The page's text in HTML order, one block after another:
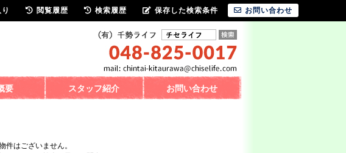
要 スタッフ紹介 お問い合わせ
件はございません。
閲覧履歴 検索履歴 保存した検索条件 お問い合わせ